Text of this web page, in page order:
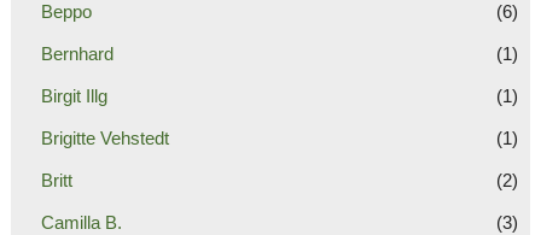
Beppo (6)
Bernhard (1)
Birgit Illg (1)
Brigitte Vehstedt (1)
Britt (2)
Camilla B. (3)